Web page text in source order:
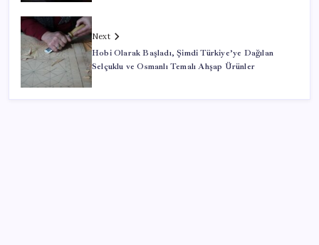
Next
Hobi Olarak Başladı, Şimdi Türkiye’ye Dağılan
Selçuklu ve Osmanlı Temalı Ahşap Ürünler